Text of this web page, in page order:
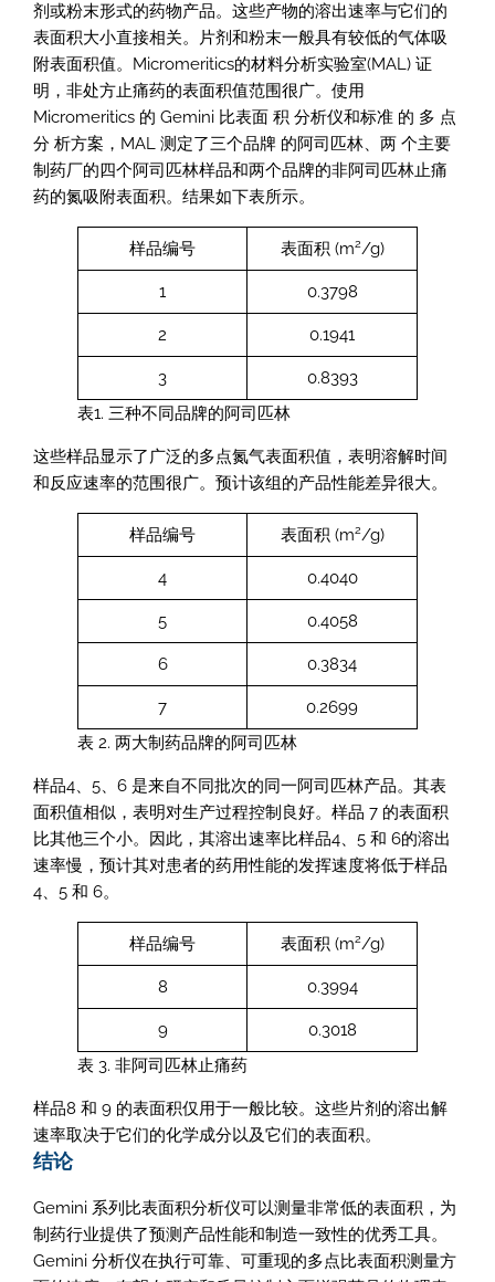
剂或粉末形式的药物产品。这些产物的溶出速率与它们的
表面积大小直接相关。片剂和粉末一般具有较低的气体吸
附表面积值。Micromeritics的材料分析实验室(MAL) 证
明，非处方止痛药的表面积值范围很广。使用
Micromeritics 的 Gemini 比表面 积 分析仪和标准 的 多 点
分 析方案，MAL 测定了三个品牌 的阿司匹林、两 个主要
制药厂的四个阿司匹林样品和两个品牌的非阿司匹林止痛
药的氮吸附表面积。结果如下表所示。
样品编号 表面积 (m2/g)
1 0.3798
2 0.1941
3
0.8393
表1. 三种不同品牌的阿司匹林
这些样品显示了广泛的多点氮气表面积值，表明溶解时间
和反应速率的范围很广。预计该组的产品性能差异很大。
样品编号 表面积 (m2/g)
4 0.4040
5 0.4058
6 0.3834
7
0.2699
表 2. 两大制药品牌的阿司匹林
样品4、5、6 是来自不同批次的同一阿司匹林产品。其表
面积值相似，表明对生产过程控制良好。样品 7 的表面积
比其他三个小。因此，其溶出速率比样品4、5 和 6的溶出
速率慢，预计其对患者的药用性能的发挥速度将低于样品
4、5 和 6。
样品编号 表面积 (m2/g)
8 0.3994
9
0.3018
表 3. 非阿司匹林止痛药
样品8 和 9 的表面积仅用于一般比较。这些片剂的溶出解
速率取决于它们的化学成分以及它们的表面积。
结论
Gemini 系列比表面积分析仪可以测量非常低的表面积，为
制药行业提供了预测产品性能和制造一致性的优秀工具。
Gemini 分析仪在执行可靠、可重现的多点比表面积测量方